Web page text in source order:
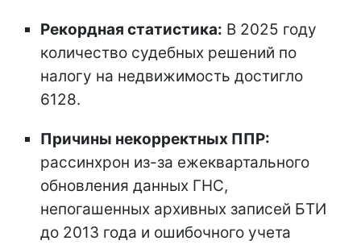
Рекордная статистика: В 2025 году
количество судебных решений по
налогу на недвижимость достигло
6128.
Причины некорректных ППР:
рассинхрон из-за ежеквартального
обновления данных ГНС,
непогашенных архивных записей БТИ
до 2013 года и ошибочного учета